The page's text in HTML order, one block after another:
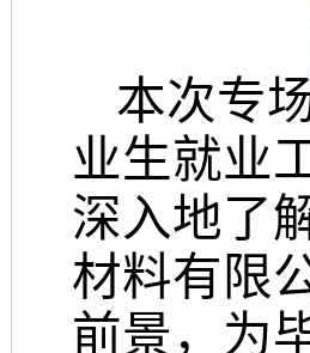
本次专
业生就业
深入地了
材料有限
前景，为